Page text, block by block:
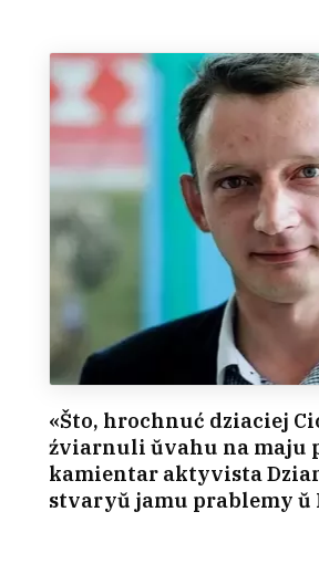
«Što, hrochnuć dziaciej
źviarnuli ŭvahu na maju
kamientar aktyvista
stvaryŭ jamu prablemy ŭ